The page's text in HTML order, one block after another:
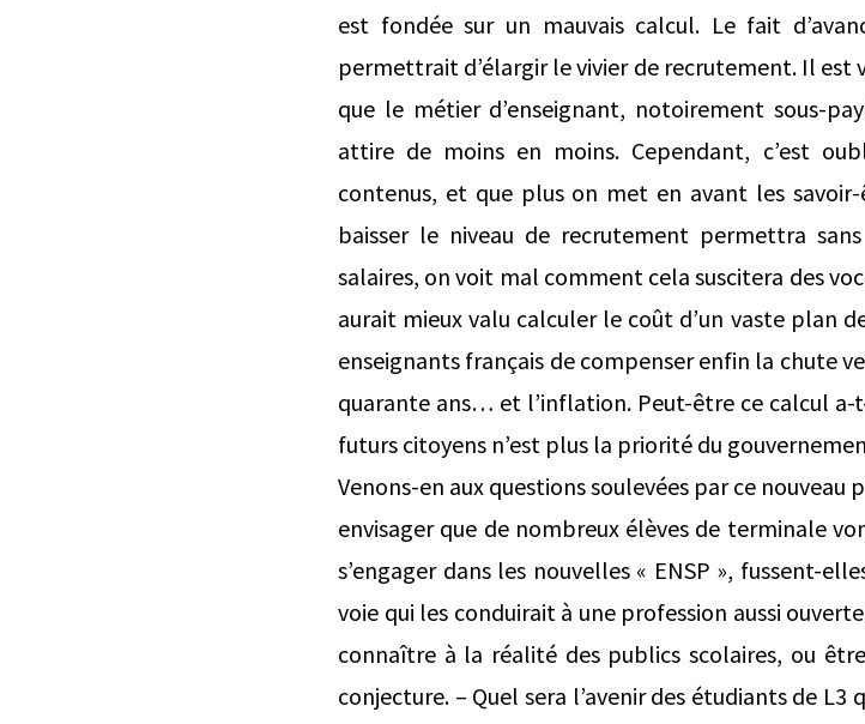
est fondée sur un mauvais calcul. Le fait
permettrait d’élargir le vivier de recrutement. Il est
que le métier d’enseignant, notoirement sous-
attire de moins en moins. Cependant, c’est
contenus, et que plus on met en avant les
baisser le niveau de recrutement permettra
salaires, on voit mal comment cela suscitera des
aurait mieux valu calculer le coût d’un vaste plan
enseignants français de compenser enfin la chute
quarante ans… et l’inflation. Peut-être ce calcul
futurs citoyens n’est plus la priorité du
Venons-en aux questions soulevées par ce
envisager que de nombreux élèves de terminale
s’engager dans les nouvelles « ENSP », fussent-
voie qui les conduirait à une profession aussi
connaître à la réalité des publics scolaires, ou
conjecture. – Quel sera l’avenir des étudiants de